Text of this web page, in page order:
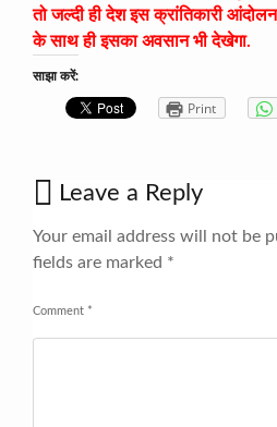
तो जल्दी ही देश इस क्रांतिकारी
के साथ ही इसका अवसान भी देखेगा.
साझा करें:
Print
Leave a Reply
Your email address will not be
fields are marked *
Comment *